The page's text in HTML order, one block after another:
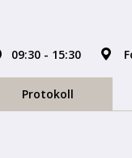
09:30 - 15:30
Protokoll